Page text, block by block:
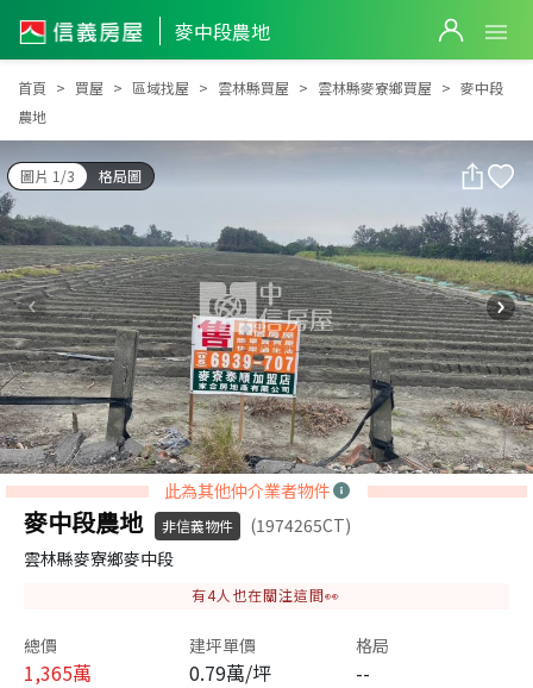
麥中段農地
麥中段農地
首頁 買屋 區域找屋 雲林縣買屋 雲林縣麥寮鄉買屋
麥中段
農地
圖片 1/3 格局圖
此為其他仲介業者物件
麥中段農地 非信義物件
(1974265CT)
雲林縣麥寮鄉麥中段
有4人也在關注這間👀
總價
1,365萬
建坪單價
0.79萬/坪
格局
--